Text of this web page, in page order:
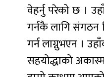
वेहर्नु परेको छ ।
गर्नकै लागि संगठन
गर्न लाग्नुभएन ।
सहयोद्धाको